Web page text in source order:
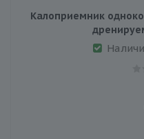
Калоприемник